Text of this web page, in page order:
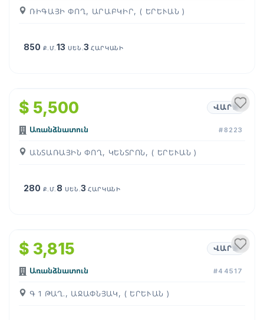
ՌԻԳԱՅԻ ՓՈՂ, ԱՐԱԲԿԻՐ, ( ԵՐԵՒԱՆ )
850 Ք.Մ.13 ՍԵՆ.3ՀԱՐԿԱՆԻ
$ 5,500 ՎԱՐՁ
Առանձնատուն #8223
ԱՆՏԱՌԱՅԻՆ ՓՈՂ, ԿԵՆՏՐՈՆ, ( ԵՐԵՒԱՆ )
280 Ք.Մ. 8 ՍԵՆ.3ՀԱՐԿԱՆԻ
$ 3,815 ՎԱՐՁ
Առանձնատուն #44517
Գ 1 ԹԱՂ., ԱՋԱՓՆՅԱԿ, ( ԵՐԵՒԱՆ )